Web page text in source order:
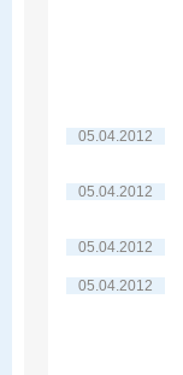
05.04.2012
05.04.2012
05.04.2012
05.04.2012